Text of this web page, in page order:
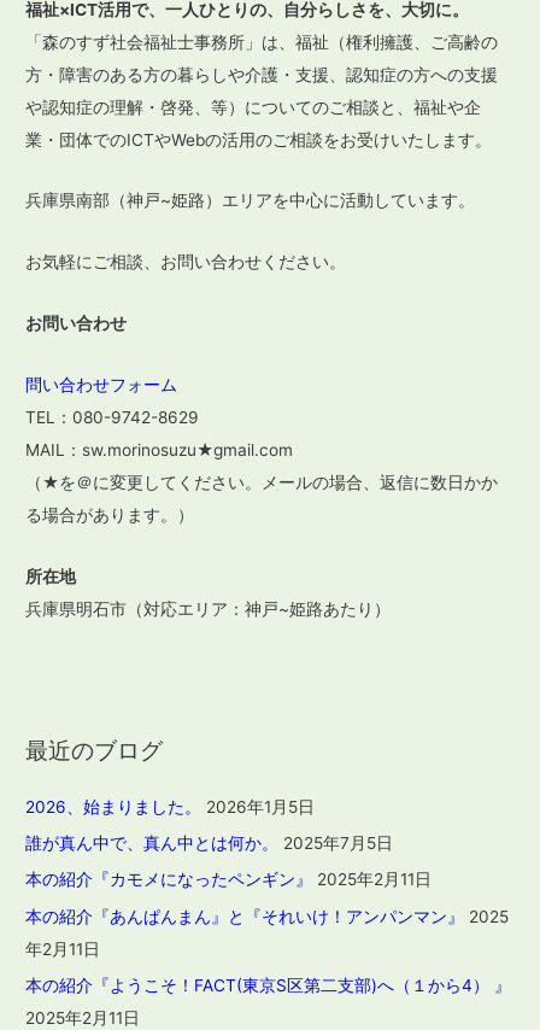
ゲ
ー
シ
ョ
ン
福祉×ICT活用で、一人ひとりの、自分らしさを、大切に。
「森のすず社会福祉士事務所」は、福祉（権利擁護、ご高齢の
方・障害のある方の暮らしや介護・支援、認知症の方への支援
や認知症の理解・啓発、等）についてのご相談と、福祉や企
業・団体でのICTやWebの活用のご相談をお受けいたします。
兵庫県南部（神戸~姫路）エリアを中心に活動しています。
お気軽にご相談、お問い合わせください。
お問い合わせ
問い合わせフォーム
TEL：080-9742-8629
MAIL：sw.morinosuzu★gmail.com
（★を＠に変更してください。メールの場合、返信に数日かか
る場合があります。）
所在地
兵庫県明石市（対応エリア：神戸~姫路あたり）
最近のブログ
2026、始まりました。
2026年1月5日
誰が真ん中で、真ん中とは何か。
2025年7月5日
本の紹介『カモメになったペンギン』
2025年2月11日
本の紹介『あんぱんまん』と『それいけ！アンパンマン』
2025
年2月11日
本の紹介『ようこそ！FACT(東京S区第二支部)へ（１から4） 』
2025年2月11日